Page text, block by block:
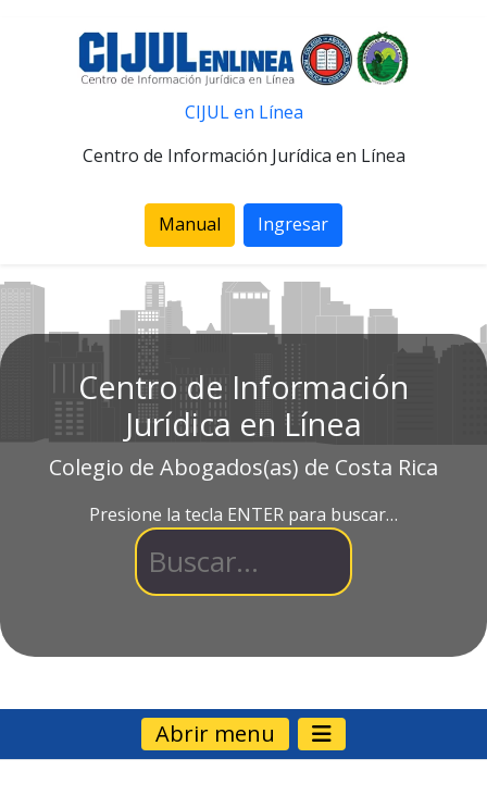
CIJUL en Línea
Centro de Información Jurídica en Línea
Manual Ingresar
Centro de Información
Jurídica en Línea
Colegio de Abogados(as) de Costa Rica
Presione la tecla ENTER para buscar…
Abrir menu